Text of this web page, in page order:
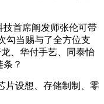
首席阐发师张伦可带
勾当赐与了全方位支
、华付手艺、同泰怡
？
设想、存储制制、零